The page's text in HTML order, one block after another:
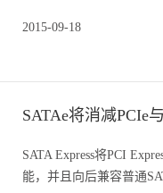
2015-09-18
SATAe将消减PCIe
SATA Express将PCI
能，并且向后兼容普通